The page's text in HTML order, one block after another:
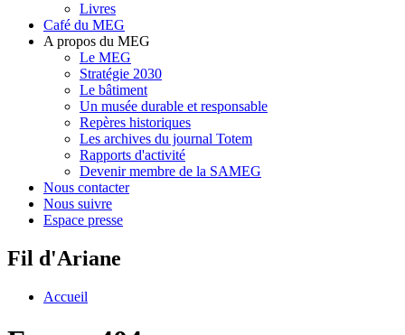
Livres
Café du MEG
A propos du MEG
Le MEG
Stratégie 2030
Le bâtiment
Un musée durable et responsable
Repères historiques
Les archives du journal Totem
Rapports d'activité
Devenir membre de la SAMEG
Nous contacter
Nous suivre
Espace presse
Fil d'Ariane
Accueil